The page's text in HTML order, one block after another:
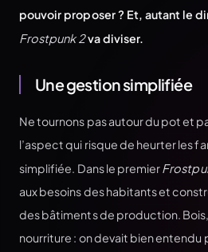
pouvoir proposer ? Et, autant le
Frostpunk 2va diviser.
Une gestion simplifiée
Ne tournons pas autour du pot et
l’aspect qui risque de heurter les
simplifiée. Dans le premier
aux besoins des habitants et
des bâtiments de production.
nourriture : on devait bien